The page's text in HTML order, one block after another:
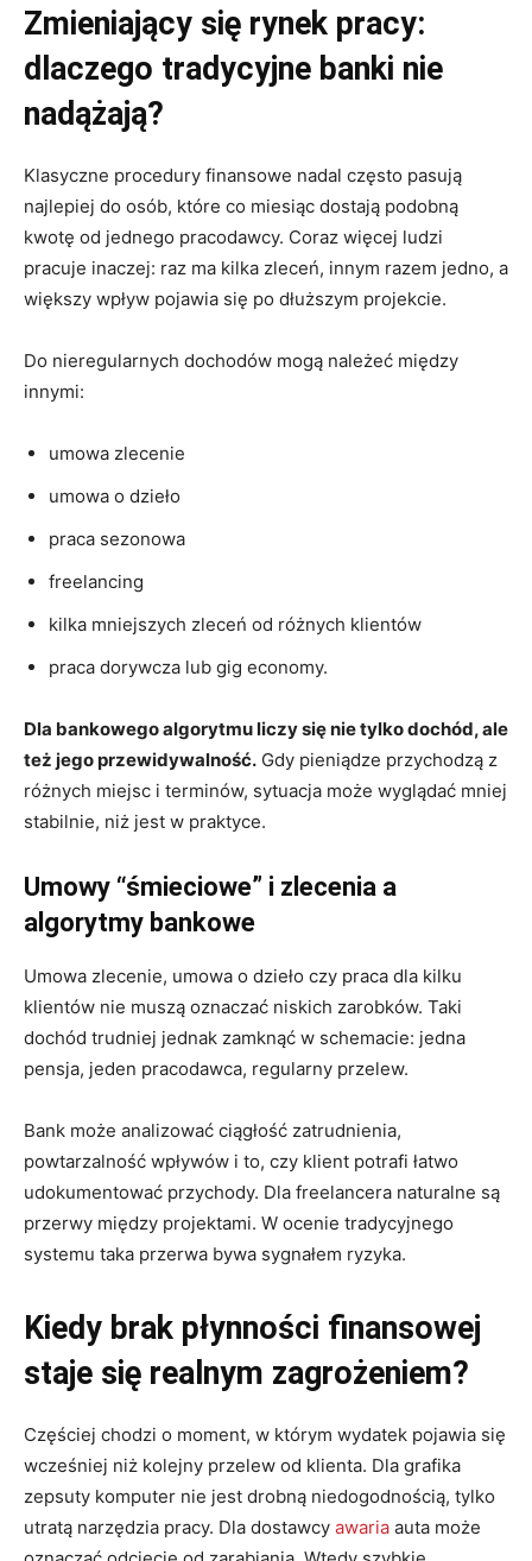
Zmieniający się rynek pracy:
dlaczego tradycyjne banki nie
nadążają?
Klasyczne procedury finansowe nadal często pasują
najlepiej do osób, które co miesiąc dostają podobną
kwotę od jednego pracodawcy. Coraz więcej ludzi
pracuje inaczej: raz ma kilka zleceń, innym razem jedno, a
większy wpływ pojawia się po dłuższym projekcie.
Do nieregularnych dochodów mogą należeć między
innymi:
umowa zlecenie
umowa o dzieło
praca sezonowa
freelancing
kilka mniejszych zleceń od różnych klientów
praca dorywcza lub gig economy.
Dla bankowego algorytmu liczy się nie tylko dochód, ale
też jego przewidywalność. Gdy pieniądze przychodzą z
różnych miejsc i terminów, sytuacja może wyglądać mniej
stabilnie, niż jest w praktyce.
Umowy “śmieciowe” i zlecenia a
algorytmy bankowe
Umowa zlecenie, umowa o dzieło czy praca dla kilku
klientów nie muszą oznaczać niskich zarobków. Taki
dochód trudniej jednak zamknąć w schemacie: jedna
pensja, jeden pracodawca, regularny przelew.
Bank może analizować ciągłość zatrudnienia,
powtarzalność wpływów i to, czy klient potrafi łatwo
udokumentować przychody. Dla freelancera naturalne są
przerwy między projektami. W ocenie tradycyjnego
systemu taka przerwa bywa sygnałem ryzyka.
Kiedy brak płynności finansowej
staje się realnym zagrożeniem?
Częściej chodzi o moment, w którym wydatek pojawia się
wcześniej niż kolejny przelew od klienta. Dla grafika
zepsuty komputer nie jest drobną niedogodnością, tylko
utratą narzędzia pracy. Dla dostawcy awaria auta może